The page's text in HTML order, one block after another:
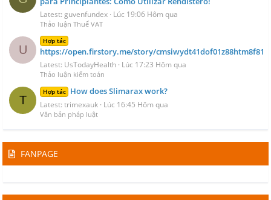
Latest: guvenfundex Lúc 19:06 Hôm qua
Thảo luận Thuế VAT
U
Hợp tác
https://open.firstory.me/story/cmsiwydt41dof01z88htm8f81
Latest: UsTodayHealth Lúc 17:23 Hôm qua
Thảo luận kiểm toán
T
Hợp tác How does Slimarax work?
Latest: trimexauk Lúc 16:45 Hôm qua
Văn bản pháp luật
FANPAGE